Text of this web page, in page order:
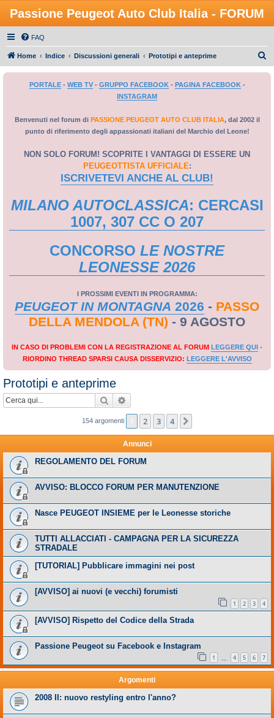
Passione Peugeot Auto Club Italia - FORUM
FAQ
Home Indice Discussioni generali Prototipi e anteprime
PORTALE- WEB TV- GRUPPO FACEBOOK- PAGINA FACEBOOK-
INSTAGRAM
Benvenuti nel forum di PASSIONE PEUGEOT AUTO CLUB ITALIA, dal 2002 il
punto di riferimento degli appassionati italiani del Marchio del Leone!
NON SOLO FORUM! SCOPRITE I VANTAGGI DI ESSERE UN
PEUGEOTTISTA UFFICIALE:
ISCRIVETEVI ANCHE AL CLUB!
MILANO AUTOCLASSICA: CERCASI
1007, 307 CC O 207
CONCORSO LE NOSTRE
LEONESSE 2026
I PROSSIMI EVENTI IN PROGRAMMA:
PEUGEOT IN MONTAGNA 2026 - PASSO
DELLA MENDOLA (TN) - 9 AGOSTO
IN CASO DI PROBLEMI CON LA REGISTRAZIONE AL FORUM LEGGERE QUI -
RIORDINO THREAD SPARSI CAUSA DISSERVIZIO: LEGGERE L'AVVISO
Prototipi e anteprime
Cerca
154 argomenti 2 3 4
Annunci
REGOLAMENTO DEL FORUM
AVVISO: BLOCCO FORUM PER MANUTENZIONE
Nasce PEUGEOT INSIEME per le Leonesse storiche
TUTTI ALLACCIATI - CAMPAGNA PER LA SICUREZZA
STRADALE
[TUTORIAL] Pubblicare immagini nei post
[AVVISO] ai nuovi (e vecchi) forumisti
1 2 3 4
[AVVISO] Rispetto del Codice della Strada
Passione Peugeot su Facebook e Instagram
1 4 5 6 7
Argomenti
2008 II: nuovo restyling entro l'anno?